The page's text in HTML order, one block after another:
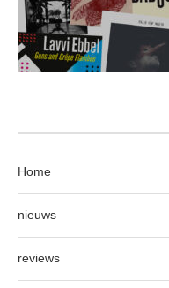
Home
nieuws
reviews